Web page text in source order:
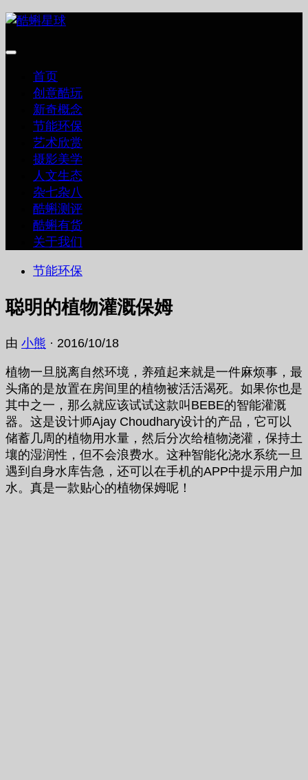
跳
内
首页
创意酷玩
新奇概念
节能环保
艺术欣赏
摄影美学
人文生态
杂七杂八
酷蝌测评
酷蝌有货
关于我们
节能环保
聪明的植物灌溉保姆
由 小熊 · 2016/10/18
植物一旦脱离自然环境，养殖起来就是一件麻烦事，最
头痛的是放置在房间里的植物被活活渴死。如果你也是
其中之一，那么就应该试试这款叫BEBE的智能灌溉
器。这是设计师Ajay Choudhary设计的产品，它可以
储蓄几周的植物用水量，然后分次给植物浇灌，保持土
壤的湿润性，但不会浪费水。这种智能化浇水系统一旦
遇到自身水库告急，还可以在手机的APP中提示用户加
水。真是一款贴心的植物保姆呢！